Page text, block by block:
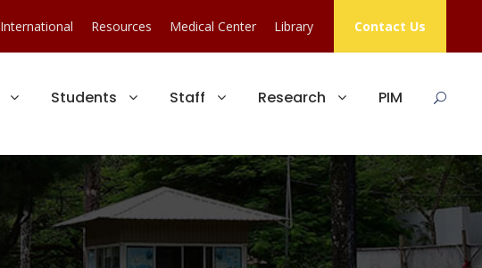
International Resources Medical Center Library Contact Us
Students Staff Research PIM